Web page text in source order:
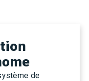
de